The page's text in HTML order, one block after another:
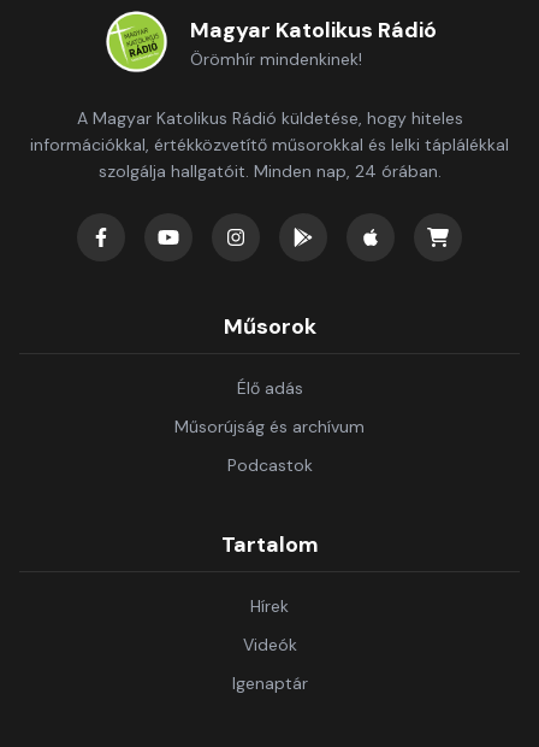
Magyar Katolikus Rádió
Örömhír mindenkinek!
A Magyar Katolikus Rádió küldetése, hogy hiteles
információkkal, értékközvetítő műsorokkal és lelki táplálékkal
szolgálja hallgatóit. Minden nap, 24 órában.
Műsorok
Élő adás
Műsorújság és archívum
Podcastok
Tartalom
Hírek
Videók
Igenaptár